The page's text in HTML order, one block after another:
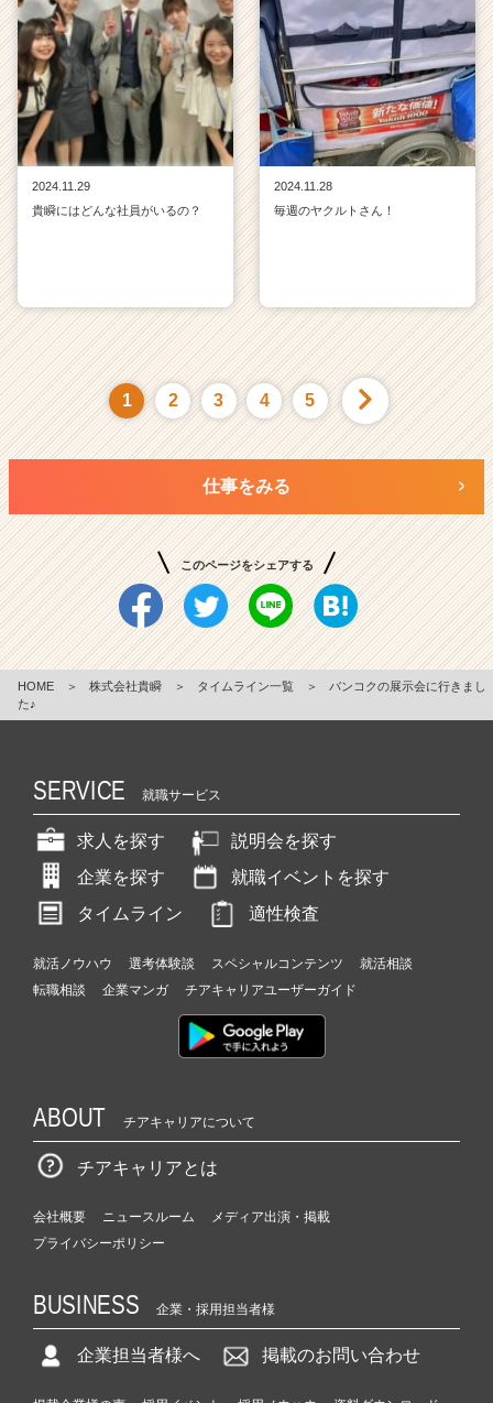
2024.11.29
貴瞬にはどんな社員がいるの？
2024.11.28
毎週のヤクルトさん！
1 2 3 4 5
仕事をみる
このページをシェアする
HOME ＞ 株式会社貴瞬 ＞ タイムライン一覧 ＞
バンコクの展示会に行きまし
た♪
SERVICE 就職サービス
求人を探す
説明会を探す
企業を探す
就職イベントを探す
タイムライン
適性検査
就活ノウハウ 選考体験談 スペシャルコンテンツ
就活相談
転職相談
企業マンガ チアキャリアユーザーガイド
ABOUT チアキャリアについて
チアキャリアとは
会社概要 ニュースルーム
メディア出演・掲載
プライバシーポリシー
BUSINESS 企業・採用担当者様
企業担当者様へ 掲載のお問い合わせ